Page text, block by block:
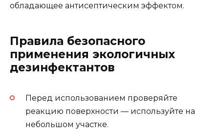
обладающее антисептическим эффектом.
Правила безопасного
применения экологичных
дезинфектантов
Перед использованием проверяйте
реакцию поверхности — используйте на
небольшом участке.